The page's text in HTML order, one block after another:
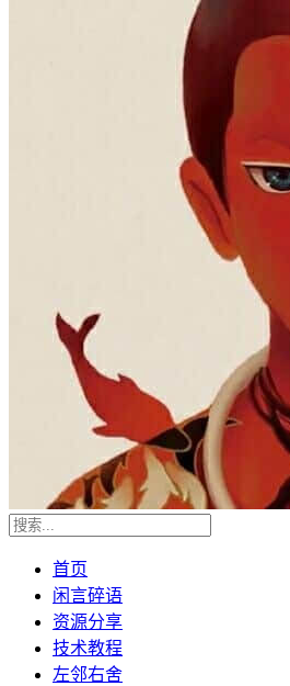
首页
闲言碎语
资源分享
技术教程
左邻右舍